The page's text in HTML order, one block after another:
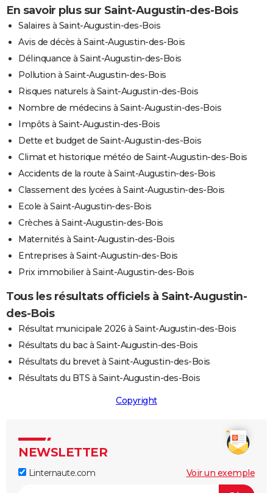
En savoir plus sur Saint-Augustin-des-Bois
Salaires à Saint-Augustin-des-Bois
Avis de décès à Saint-Augustin-des-Bois
Délinquance à Saint-Augustin-des-Bois
Pollution à Saint-Augustin-des-Bois
Risques naturels à Saint-Augustin-des-Bois
Nombre de médecins à Saint-Augustin-des-Bois
Impôts à Saint-Augustin-des-Bois
Dette et budget de Saint-Augustin-des-Bois
Climat et historique météo de Saint-Augustin-des-Bois
Accidents de la route à Saint-Augustin-des-Bois
Classement des lycées à Saint-Augustin-des-Bois
Ecole à Saint-Augustin-des-Bois
Crèches à Saint-Augustin-des-Bois
Maternités à Saint-Augustin-des-Bois
Entreprises à Saint-Augustin-des-Bois
Prix immobilier à Saint-Augustin-des-Bois
Tous les résultats officiels à Saint-Augustin-
des-Bois
Résultat municipale 2026 à Saint-Augustin-des-Bois
Résultats du bac à Saint-Augustin-des-Bois
Résultats du brevet à Saint-Augustin-des-Bois
Résultats du BTS à Saint-Augustin-des-Bois
Copyright
NEWSLETTER
Linternaute.com Voir un exemple